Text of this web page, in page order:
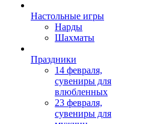
Настольные игры
Нарды
Шахматы
Праздники
14 февраля,
сувениры для
влюбленных
23 февраля,
сувениры для